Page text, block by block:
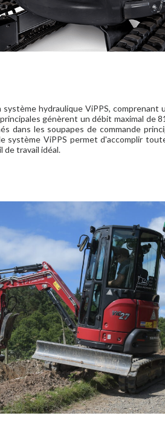
hydraulique ViPPS,
génèrent un débit maximal de
dans les soupapes de commande
système ViPPS permet d'accomplir
de travail idéal.